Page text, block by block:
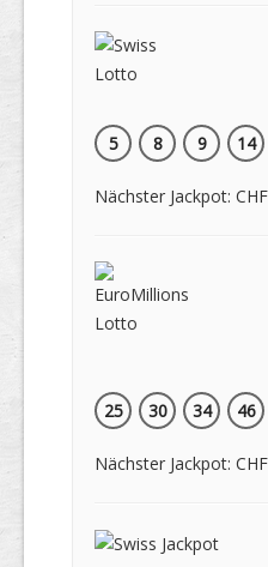
5
8 9 14
Nächster Jackpot:
25
30 34 46
Nächster Jackpot: